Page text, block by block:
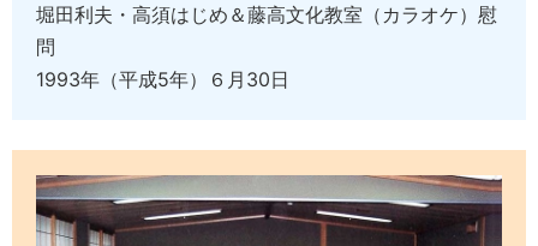
堀田利夫・高須はじめ＆藤高文化教室（カラオケ）慰
問
1993年（平成5年）６月30日